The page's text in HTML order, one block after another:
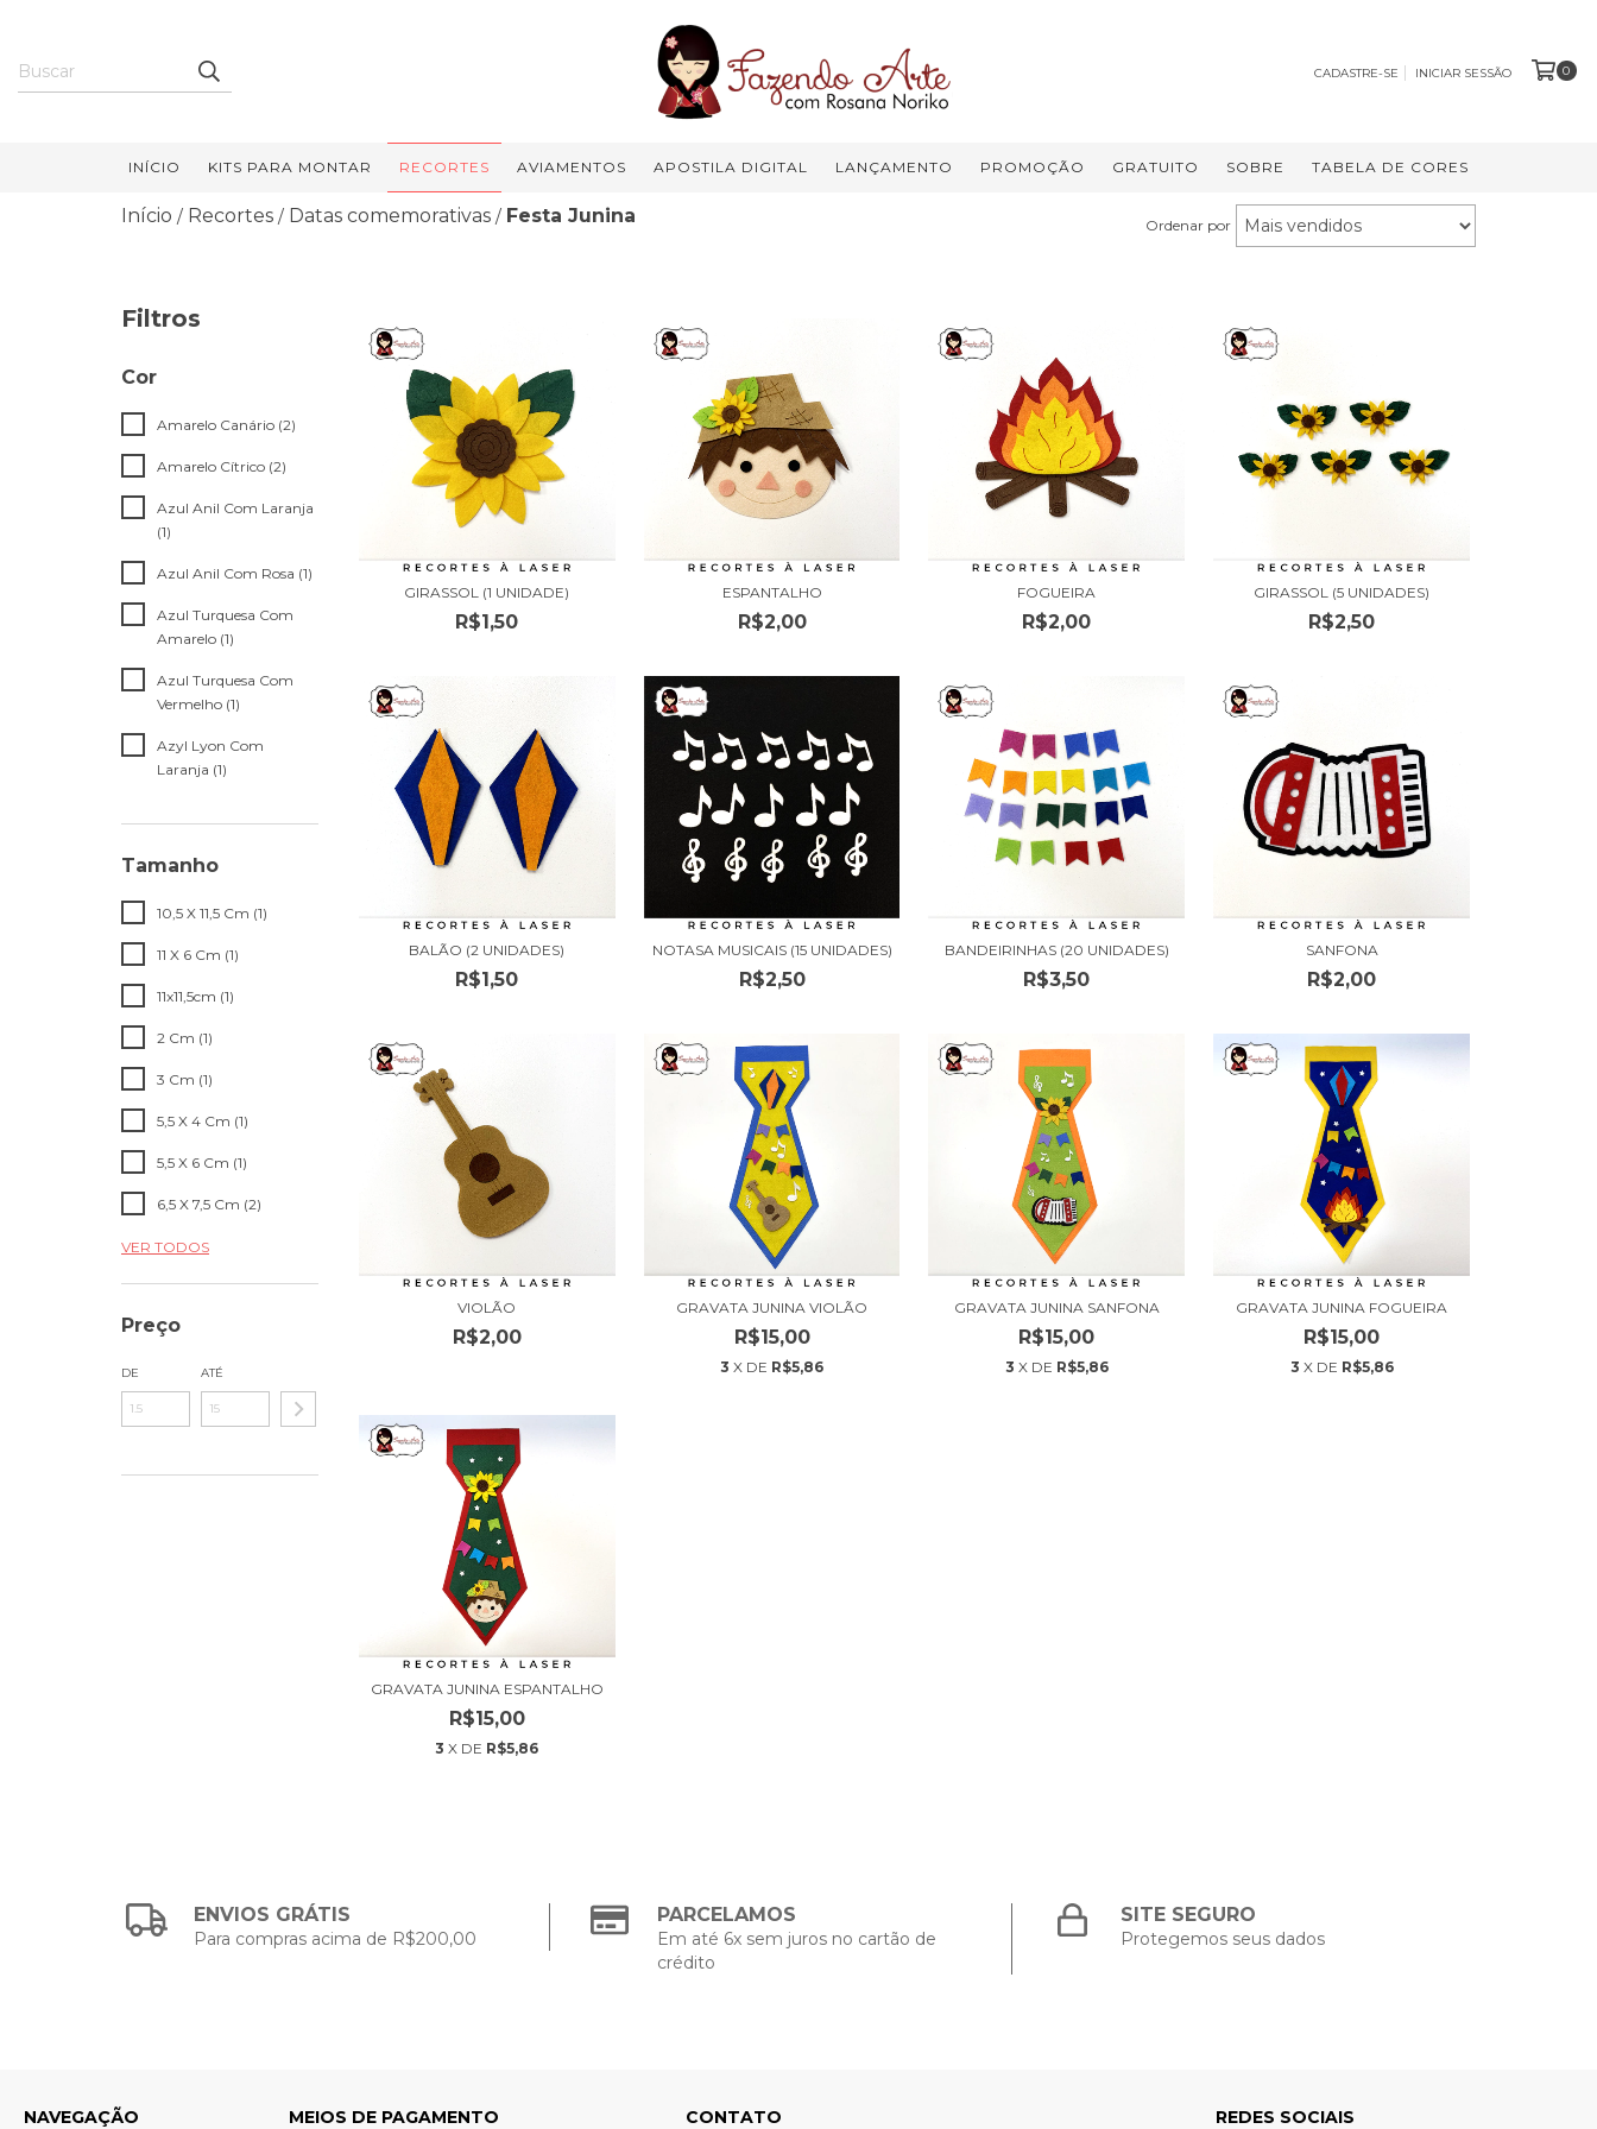
CADASTRE-SE INICIAR SESSÃO 0
INÍCIO KITS PARA MONTAR RECORTES AVIAMENTOS APOSTILA DIGITAL LANÇAMENTO PROMOÇÃO GRATUITO SOBRE TABELA DE CORES
Início / Recortes / Datas comemorativas / Festa Junina Ordenar por
Filtros
Cor
Amarelo Canário (2)
Amarelo Cítrico (2)
Azul Anil Com Laranja
(1)
Azul Anil Com Rosa (1)
Azul Turquesa Com
Amarelo (1)
Azul Turquesa Com
Vermelho (1)
Azyl Lyon Com
Laranja (1)
Tamanho
10,5 X 11,5 Cm (1)
11 X 6 Cm (1)
11x11,5cm (1)
2 Cm (1)
3 Cm (1)
5,5 X 4 Cm (1)
5,5 X 6 Cm (1)
6,5 X 7,5 Cm (2)
VER TODOS
Preço
DE ATÉ
GIRASSOL (1 UNIDADE)
R$1,50
ESPANTALHO
R$2,00
FOGUEIRA
R$2,00
GIRASSOL (5 UNIDADES)
R$2,50
BALÃO (2 UNIDADES)
R$1,50
NOTASA MUSICAIS (15 UNIDADES)
R$2,50
BANDEIRINHAS (20 UNIDADES)
R$3,50
SANFONA
R$2,00
VIOLÃO
R$2,00
GRAVATA JUNINA VIOLÃO
R$15,00
3 X DE R$5,86
GRAVATA JUNINA SANFONA
R$15,00
3 X DE R$5,86
GRAVATA JUNINA FOGUEIRA
R$15,00
3 X DE R$5,86
GRAVATA JUNINA ESPANTALHO
R$15,00
3 X DE R$5,86
ENVIOS GRÁTIS
Para compras acima de R$200,00
PARCELAMOS
Em até 6x sem juros no cartão de
crédito
SITE SEGURO
Protegemos seus dados
NAVEGAÇÃO MEIOS DE PAGAMENTO CONTATO REDES SOCIAIS